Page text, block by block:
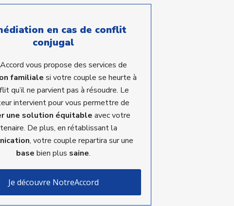
en cas de conflit
conjugal
vous propose des services de
familiale si votre couple se heurte à
qu’il ne parvient pas à résoudre. Le
intervient pour vous permettre de
une solution équitable avec votre
De plus, en rétablissant la
, votre couple repartira sur une
base bien plus saine.
Je découvre NotreAccord